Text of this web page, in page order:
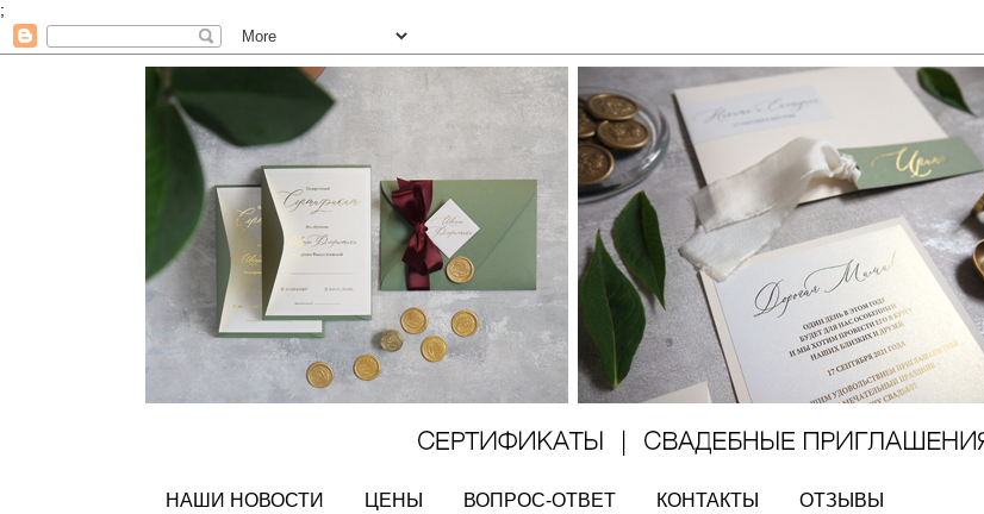
;
НАШИ НОВОСТИ ЦЕНЫ ВОПРОС-ОТВЕТ КОНТАКТЫ ОТЗЫВЫ